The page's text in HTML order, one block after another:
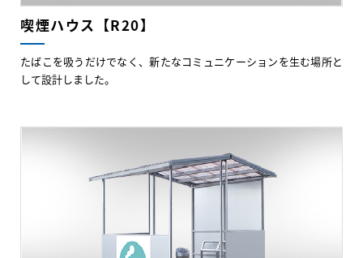
喫煙ハウス【R20】
たばこを吸うだけでなく、新たなコミュニケーションを生む場所と
して設計しました。